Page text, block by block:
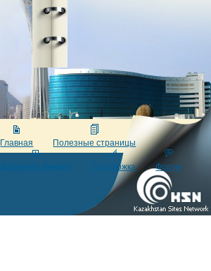
Главная Полезные страницы
Добавить фирму Поддержка Форум